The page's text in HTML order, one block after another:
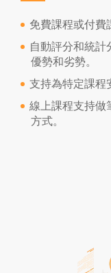
免費課程或付費
自動評分和統計
優勢和劣勢。
支持為特定課程
線上課程支持做
方式。